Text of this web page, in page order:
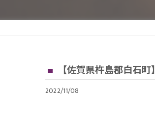
【佐賀県杵島郡白石
2022/11/08